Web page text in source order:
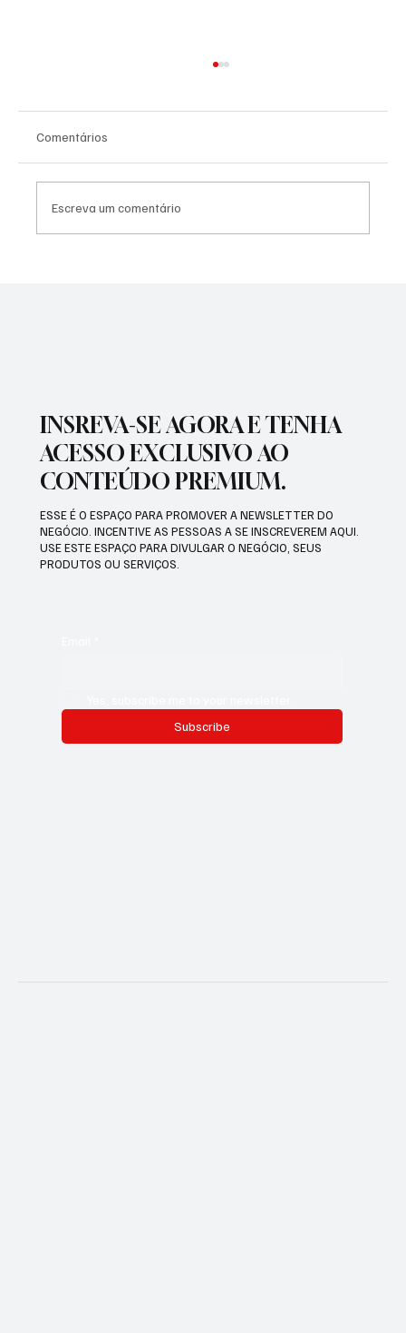
Comentários
Escreva um comentário
INSREVA-SE AGORA E TENHA
ACESSO EXCLUSIVO AO
CONTEÚDO PREMIUM.
ESSE É O ESPAÇO PARA PROMOVER A NEWSLETTER DO
NEGÓCIO. INCENTIVE AS PESSOAS A SE INSCREVEREM AQUI.
USE ESTE ESPAÇO PARA DIVULGAR O NEGÓCIO, SEUS
PRODUTOS OU SERVIÇOS.
Subscribe